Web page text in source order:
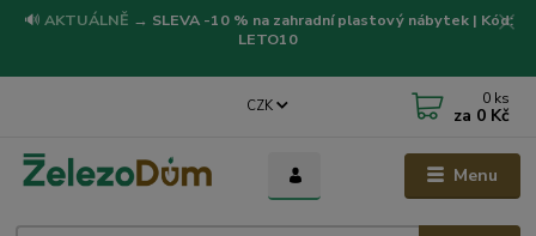
🔊 AKTUÁLNĚ → SLEVA -10 % na zahradní plastový nábytek | Kód:
LETO10
Menu
CZK 0 ks
za 0 Kč